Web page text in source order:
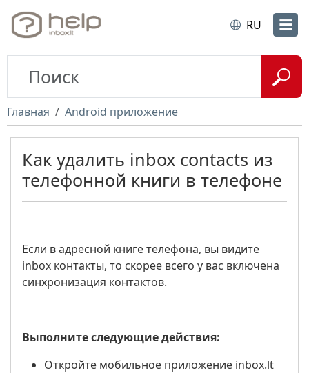
RU
Главная Android приложение
Как удалить inbox contacts из
телефонной книги в телефоне
Если в адресной книге телефона, вы видите
inbox контакты, то скорее всего у вас включена
синхронизация контактов.
Выполните следующие действия:
Откройте мобильное приложение inbox.lt